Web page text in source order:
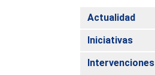
Actualidad
Iniciativas
Intervenciones